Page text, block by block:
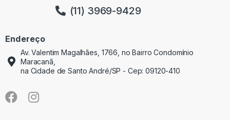
(11) 3969-9429
Endereço
Av. Valentim Magalhães, 1766, no Bairro Condomínio
Maracanã,
na Cidade de Santo André/SP - Cep: 09120-410